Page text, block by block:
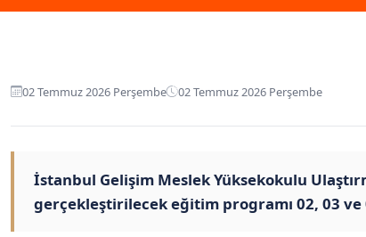
02 Temmuz 2026 Perşembe 02 Temmuz 2026 Perşembe
İstanbul Gelişim Meslek Yüksekokulu
gerçekleştirilecek eğitim programı 02, 03